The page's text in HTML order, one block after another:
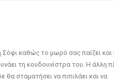
καθώς το μωρό σας παίζει και
τη κουδουνίστρα του. Η άλλη
σταματήσει να πιπιλάει και να